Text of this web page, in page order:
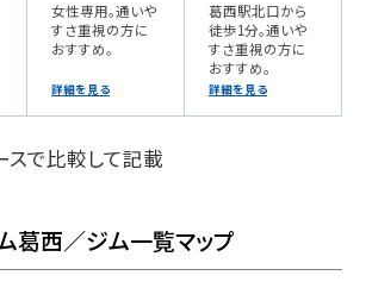
女性専用。通いや
すさ重視の方に
おすすめ。
詳細を見る
葛西駅北口から
徒歩1分。通いや
すさ重視の方に
おすすめ。
詳細を見る
スで比較して記載
葛西／ジム一覧マップ